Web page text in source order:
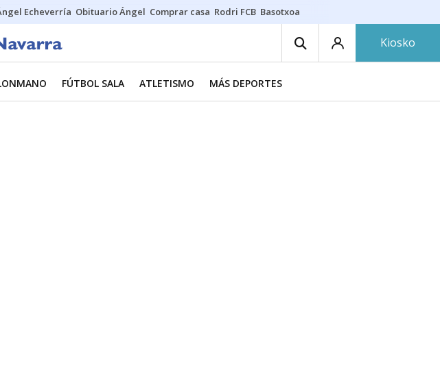
Echeverría Obituario Ángel Comprar casa Rodri FCB Basotxoa
Kiosko
FÚTBOL SALA ATLETISMO MÁS DEPORTES